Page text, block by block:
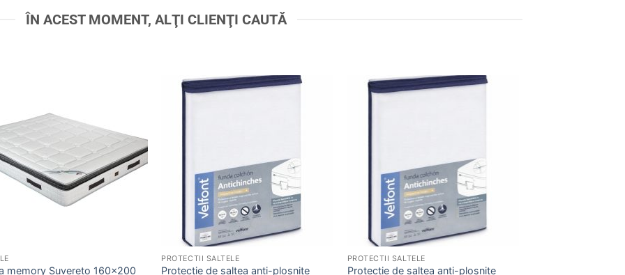
ÎN ACEST MOMENT, ALŢI CLIENŢI CAUTĂ
wishlist
memory Suvereto 160×200
PROTECTII SALTELE
Protecție de saltea anti-ploșnițe
PROTECTII SALTELE
Protecție de saltea anti-ploșnițe